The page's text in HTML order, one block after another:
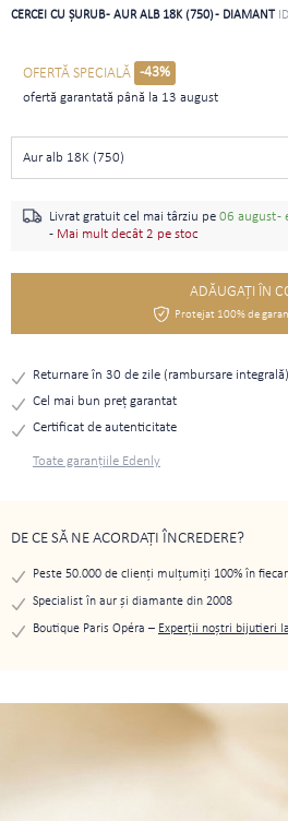
CERCEI CU ŞURUB - AUR ALB 18K (750) - DIAMANT
OFERTĂ SPECIALĂ -43%
ofertă garantată până la 13 august
Aur alb 18K (750)
Livrat gratuit cel mai târziu pe 06 august -
- Mai mult decât 2 pe stoc
ADĂUGAŢI ÎN
Protejat 100% de
Returnare în 30 de zile (rambursare integrală)
Cel mai bun preţ garantat
Certificat de autenticitate
Toate garanțiile Edenly
DE CE SĂ NE ACORDAȚI ÎNCREDERE?
Peste 50.000 de clienți mulțumiți 100% în
Specialist în aur și diamante din 2008
Boutique Paris Opéra – Experții noștri bijutieri